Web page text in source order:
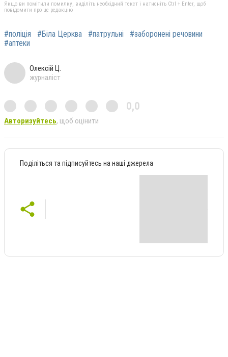
Якщо ви помітили помилку, виділіть необхідний текст і натисніть Ctrl + Enter, щоб
повідомити про це редакцію
#поліція #Біла Церква #патрульні
#заборонені речовини
#аптеки
Олексій Ц.
журналіст
0,0
Авторизуйтесь, щоб оцінити
Поділіться та підписуйтесь на наші джерела